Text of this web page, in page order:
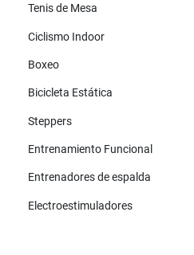
Tenis de Mesa
Ciclismo Indoor
Boxeo
Bicicleta Estática
Steppers
Entrenamiento Funcional
Entrenadores de espalda
Electroestimuladores